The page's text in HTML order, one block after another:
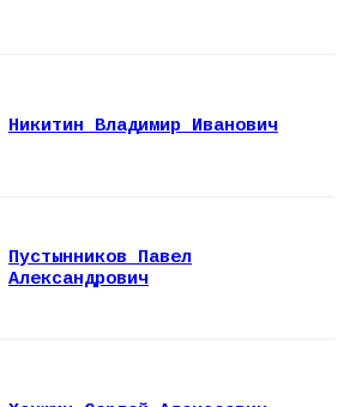
Никитин Владимир Иванович
Пустынников Павел
Александрович